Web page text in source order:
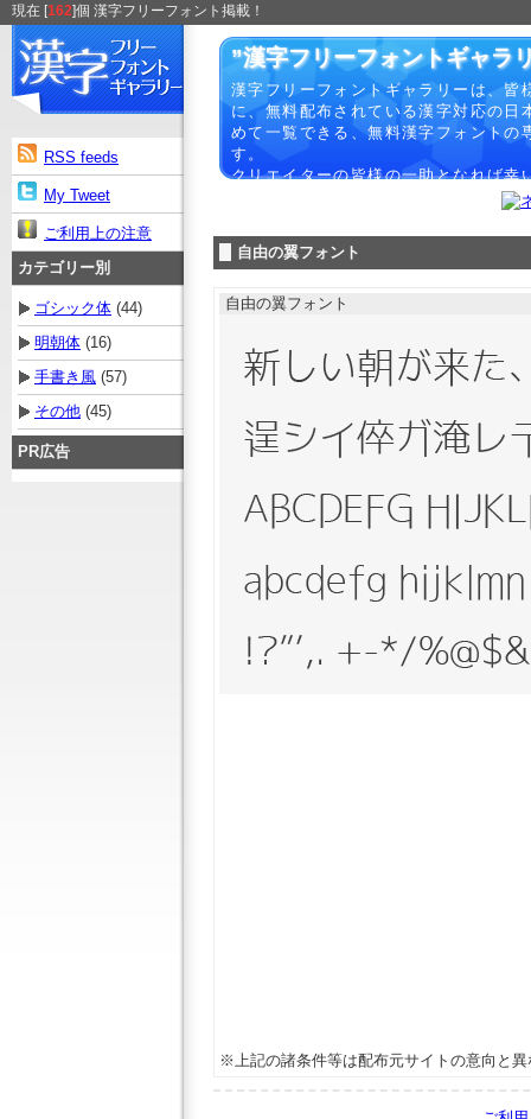
現在 [162]個 漢字フリーフォント掲載！
RSS feeds
My Tweet
ご利用上の注意
カテゴリー別
ゴシック体 (44)
明朝体 (16)
手書き風 (57)
その他 (45)
PR広告
”漢字フリーフォントギャラ
漢字フリーフォントギャラリーは、皆
に、無料配布されている漢字対応の日
めて一覧できる、無料漢字フォントの
す。
クリエイターの皆様の一助となれば幸
自由の翼フォント
自由の翼フォント
※上記の諸条件等は配布元サイトの意向と